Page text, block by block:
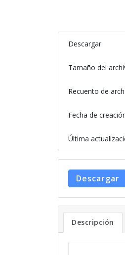
Descargar
Tamaño del
Recuento de
Fecha de
Última
Descargar
Descripción